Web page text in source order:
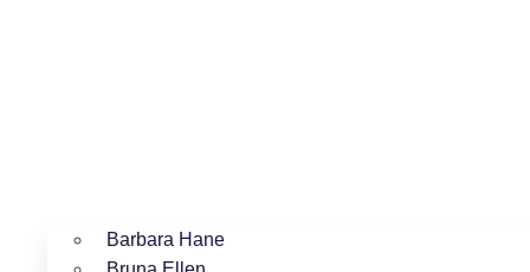
Barbara Hane